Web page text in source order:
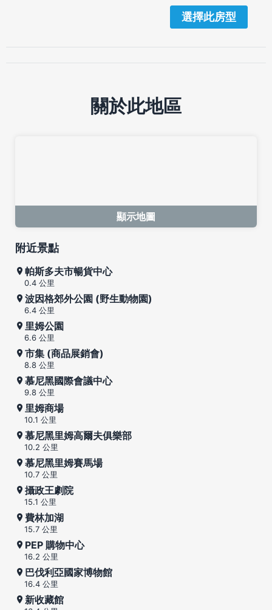
選擇此房型
關於此地區
顯示地圖
附近景點
帕斯多夫市暢貨中心
0.4 公里
波因格郊外公園 (野生動物園)
6.4 公里
里姆公園
6.6 公里
市集 (商品展銷會)
8.8 公里
慕尼黑國際會議中心
9.8 公里
里姆商場
10.1 公里
慕尼黑里姆高爾夫俱樂部
10.2 公里
慕尼黑里姆賽馬場
10.7 公里
攝政王劇院
15.1 公里
費林加湖
15.7 公里
PEP 購物中心
16.2 公里
巴伐利亞國家博物館
16.4 公里
新收藏館